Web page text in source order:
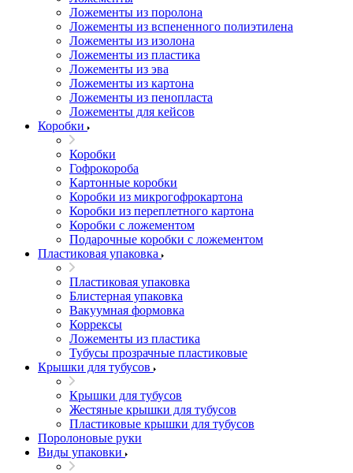
Ложементы из поролона
Ложементы из вспененного полиэтилена
Ложементы из изолона
Ложементы из пластика
Ложементы из эва
Ложементы из картона
Ложементы из пенопласта
Ложементы для кейсов
Коробки
Коробки
Гофрокороба
Картонные коробки
Коробки из микрогофрокартона
Коробки из переплетного картона
Коробки с ложементом
Подарочные коробки с ложементом
Пластиковая упаковка
Пластиковая упаковка
Блистерная упаковка
Вакуумная формовка
Коррексы
Ложементы из пластика
Тубусы прозрачные пластиковые
Крышки для тубусов
Крышки для тубусов
Жестяные крышки для тубусов
Пластиковые крышки для тубусов
Поролоновые руки
Виды упаковки